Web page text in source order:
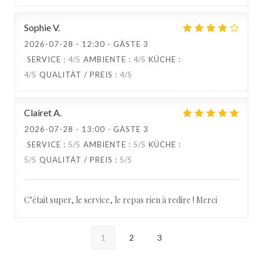
SophieV
2026-07-28 - 12:30 - GÄSTE 3
SERVICE : 4/5 AMBIENTE : 4/5 KÜCHE :
4/5 QUALITÄT / PREIS : 4/5
ClairetA
2026-07-28 - 13:00 - GÄSTE 3
SERVICE : 5/5 AMBIENTE : 5/5 KÜCHE :
5/5 QUALITÄT / PREIS : 5/5
C’était super, le service, le repas rien à redire ! Merci
1 2 3